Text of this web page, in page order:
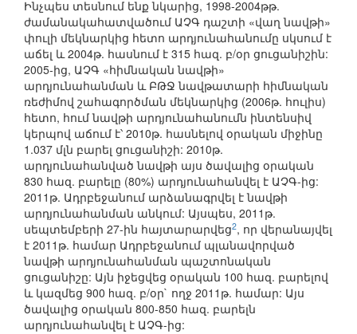
Ինչպես տեսնում ենք նկարից, 1998-2004թթ.
ժամանակահատվածում ԱՉԳ դաշտի «վաղ նավթի»
փուլի մեկնարկից հետո արդյունահանումը սկսում է
աճել և 2004թ. հասնում է 315 հազ. բ/օր ցուցանիշին:
2005-ից, ԱՉԳ «հիմնական նավթի»
արդյունահանման և ԲԹՋ նավթատարի հիմնական
ռեժիմով շահագործման մեկնարկից (2006թ. հուլիս)
հետո, հում նավթի արդյունահանումն ինտենսիվ
կերպով աճում է՝ 2010թ. հասնելով օրական միջինը
1.037 մլն բարել ցուցանիշի: 2010թ.
արդյունահանված նավթի այս ծավալից օրական
830 հազ. բարելը (80%) արդյունահանվել է ԱՉԳ-ից:
2011թ. Ադրբեջանում արձանագրվել է նավթի
արդյունահանման անկում: Այսպես, 2011թ.
սեպտեմբերի 27-ին հայտարարվեց2, որ վերանայվել
է 2011թ. համար Ադրբեջանում պլանավորված
նավթի արդյունահանման պաշտոնական
ցուցանիշը: Այն իջեցվեց օրական 100 հազ. բարելով
և կազմեց 900 hազ. բ/օր` ողջ 2011թ. համար: Այս
ծավալից օրական 800-850 հազ. բարելն
արդյունահանվել է ԱՉԳ-ից: